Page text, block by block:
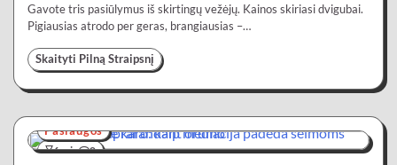
Gavote tris pasiūlymus iš skirtingų vežėjų. Kainos skiriasi dvigubai.
Pigiausias atrodo per geras, brangiausias –…
Skaityti Pilną Straipsnį
6 min 0
Paslaugos